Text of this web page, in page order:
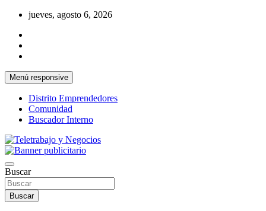
Saltar
contenido
jueves, agosto 6, 2026
Menú responsive
Distrito Emprendedores
Comunidad
Buscador Interno
Teletrabajo y Negocios
Buscar
Buscar